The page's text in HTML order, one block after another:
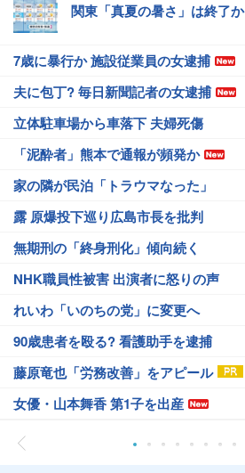
関東「真夏の暑さ」は終了か
7歳に暴行か 施設従業員の女逮捕
夫に包丁? 毎日新聞記者の女逮捕
立体駐車場から車落下 夫婦死傷
「泥酔者」熊本で通報が頻発か
家の隣が民泊「トラウマなった」
露 原爆投下巡り広島市長を批判
無期刑の「終身刑化」傾向続く
NHK職員性被害 出演者に怒りの声
れいわ「いのちの党」に変更へ
90歳患者を殴る? 看護助手を逮捕
藤原竜也「労務改善」をアピール
女優・山本舞香 第1子を出産